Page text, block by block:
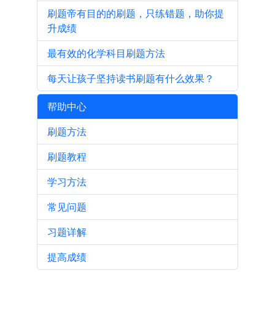
刷题帝有目的的刷题，只练错题，助你提
升成绩
最有效的化学科目刷题方法
每天让孩子坚持读书刷题有什么效果？
帮助中心
刷题方法
刷题教程
学习方法
常见问题
习题详解
提高成绩